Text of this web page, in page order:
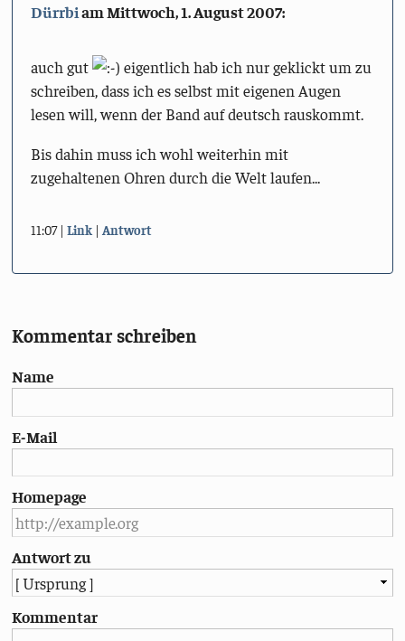
DürrbiamMittwoch, 1. August 2007:
auch gut
eigentlich hab ich nur geklickt um zu
schreiben, dass ich es selbst mit eigenen Augen
lesen will, wenn der Band auf deutsch rauskommt.
Bis dahin muss ich wohl weiterhin mit
zugehaltenen Ohren durch die Welt laufen...
11:07 Link Antwort
Kommentar schreiben
Name
E-Mail
Homepage
Antwort zu
Kommentar